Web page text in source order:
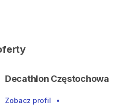
Decathlon Częstochowa
Zobacz profil •